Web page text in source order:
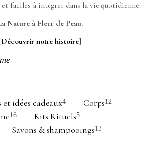
faciles à intégrer dans la vie quotidienne.
Nature à Fleur de Peau.
[Découvrir notre histoire]
idées cadeaux4 Corps12
16 Kits Rituels5
Savons & shampooings13